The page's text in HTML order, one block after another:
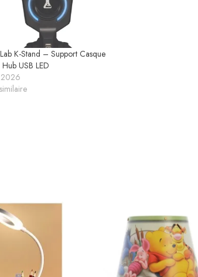
K-Stand – Support Casque
USB LED